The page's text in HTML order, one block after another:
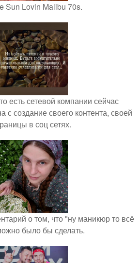
Sun Lovin Malibu 70s.
есть сетевой компании сейчас
с создание своего контента, своей
в соц сетях.
о том, что "ну маникюр то всё
было бы сделать.